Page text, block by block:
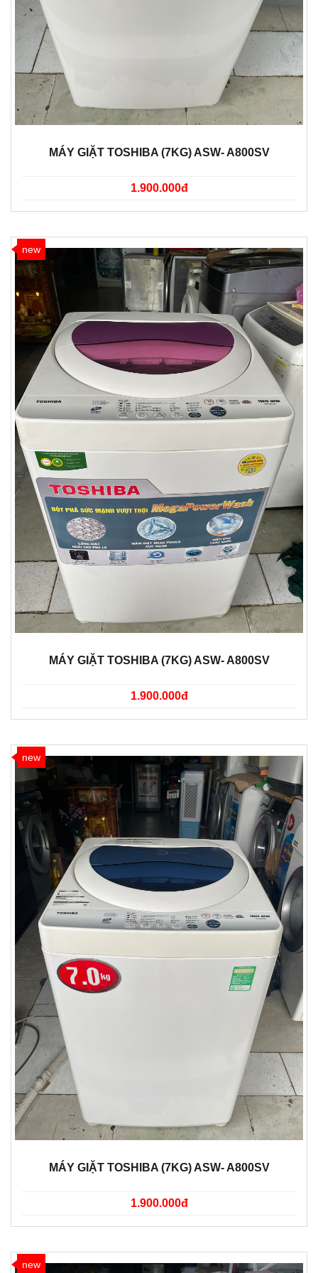
MÁY GIẶT TOSHIBA (7KG) ASW- A800SV
1.900.000đ
new
MÁY GIẶT TOSHIBA (7KG) ASW- A800SV
1.900.000đ
new
MÁY GIẶT TOSHIBA (7KG) ASW- A800SV
1.900.000đ
new